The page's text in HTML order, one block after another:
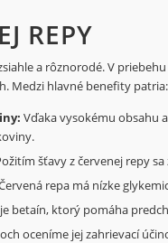
REPY
a rôznorodé. V
Medzi hlavné benefity patria:
Vďaka vysokému obsahu
šťavy z červenej repy
repa má nízke
betaín, ktorý pomáha
oceníme jej zahrievací